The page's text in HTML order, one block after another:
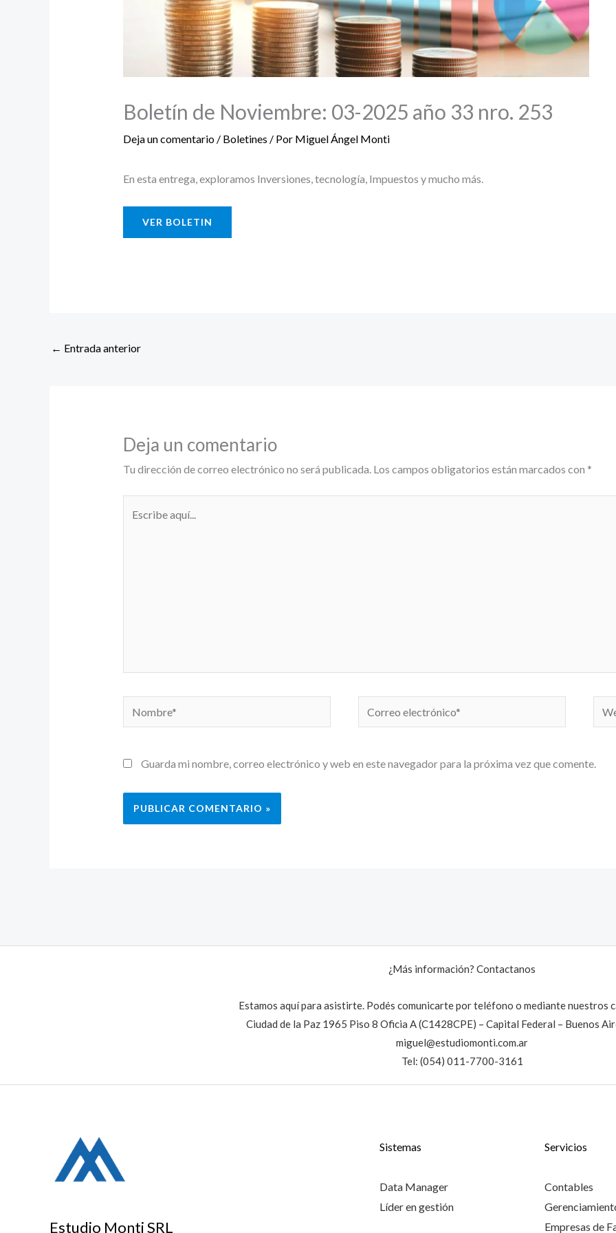
Boletín de Noviembre: 03-2025 año 33 nro. 253
Deja un comentario / Boletines / Por Miguel Ángel Monti
En esta entrega, exploramos Inversiones, tecnología, Impuestos y mucho más.
VER BOLETIN
← Entrada anterior
Deja un comentario
Tu dirección de correo electrónico no será publicada. Los campos obligatorios están marcados con *
electrónico*
Guarda mi nombre, correo electrónico y web en este navegador para la próxima vez que comente.
¿Más información? Contactanos
Estamos aquí para asistirte. Podés comunicarte por teléfono o mediante nuestros
Ciudad de la Paz 1965 Piso 8 Oficia A (C1428CPE) – Capital Federal – Buenos
miguel@estudiomonti.com.ar
Tel: (054) 011-7700-3161
Estudio Monti SRL
Sistemas
Data Manager
Líder en gestión
Servicios
Contables
Empresas de